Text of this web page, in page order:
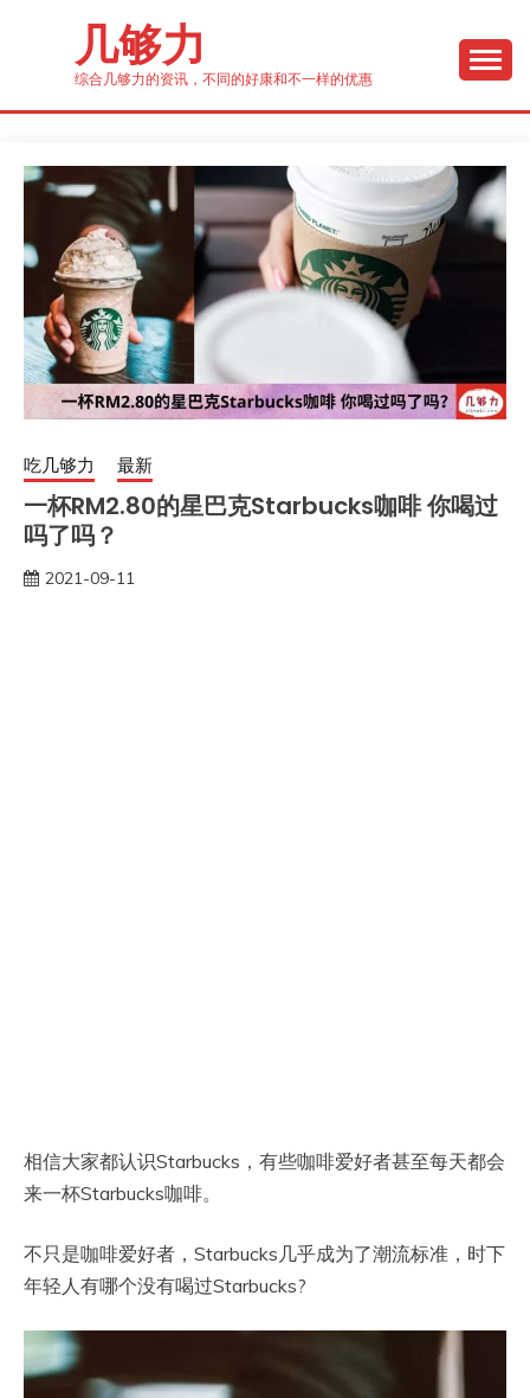
几够力
综合几够力的资讯，不同的好康和不一样的优惠
吃几够力 最新
一杯RM2.80的星巴克Starbucks咖啡 你喝过
吗了吗？
2021-09-11
相信大家都认识Starbucks，有些咖啡爱好者甚至每天都会
来一杯Starbucks咖啡。
不只是咖啡爱好者，Starbucks几乎成为了潮流标准，时下
年轻人有哪个没有喝过Starbucks?